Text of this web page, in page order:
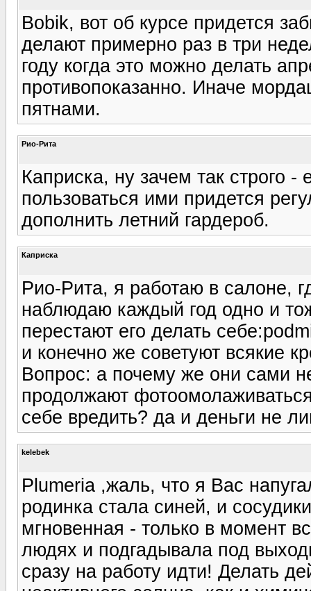
Bobik, вот об курсе придется
делают примерно раз в три
году когда это можно делать
противопоказанно. Иначе
пятнами.
Рио-Рита
Каприска, ну зачем так строго
пользоваться ими придется
дополнить летний гардероб.
Каприска
Рио-Рита, я работаю в салоне,
наблюдаю каждый год одно и
перестают его делать
и конечно же советуют всякие
Вопрос: а почему же они сами
продолжают
себе вредить? да и деньги не
kelebek
Plumeria ,жаль, что я Вас
родинка стала синей, и
мгновенная - только в момент
людях и подгадывала под
сразу на работу идти! Делать